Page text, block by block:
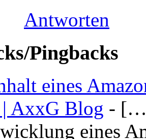
Antworten
Pingbacks
eines
AxxG Blog -
eines